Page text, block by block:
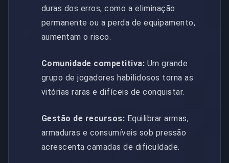
duras dos erros, como a eliminação
permanente ou a perda de equipamento,
aumentam o risco.
Comunidade competitiva: Um grande
grupo de jogadores habilidosos torna as
vitórias raras e difíceis de conquistar.
Gestão de recursos: Equilibrar armas,
armaduras e consumíveis sob pressão
acrescenta camadas de dificuldade.